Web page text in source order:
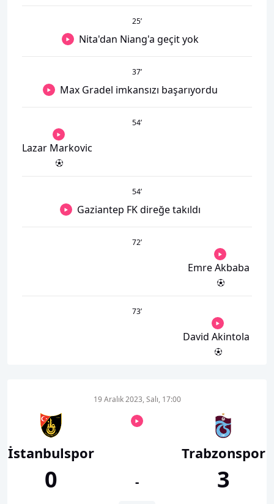
25’
Nita'dan Niang'a geçit yok
37’
Max Gradel imkansızı başarıyordu
54’
Lazar Markovic
54’
Gaziantep FK direğe takıldı
72’
Emre Akbaba
73’
David Akintola
İstanbulspor
0
19 Aralık 2023, Salı, 17:00
-
Trabzonspor
3